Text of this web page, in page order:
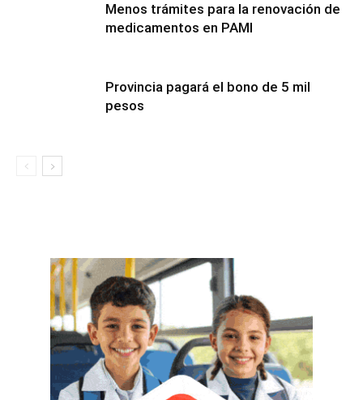
Menos trámites para la renovación de
medicamentos en PAMI
Provincia pagará el bono de 5 mil
pesos